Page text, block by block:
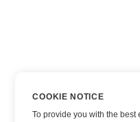
COOKIE NOTICE
To provide you with the